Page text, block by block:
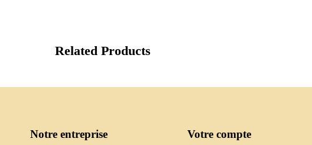
Related Products
Notre entreprise Votre compte